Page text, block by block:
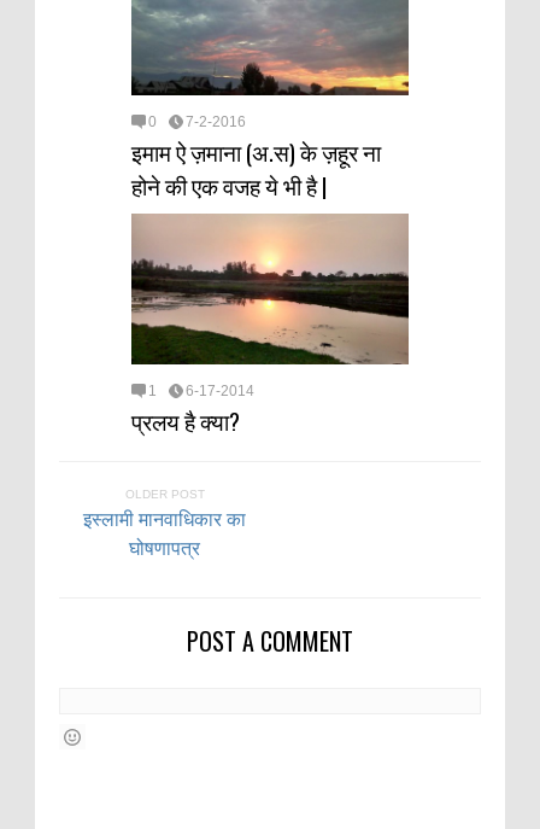
0 7-2-2016
इमाम ऐ ज़माना (अ.स) के ज़हूर ना
होने की एक वजह ये भी है |
1 6-17-2014
प्रलय है क्या?
OLDER POST
इस्लामी मानवाधिकार का
घोषणापत्र
POST A COMMENT